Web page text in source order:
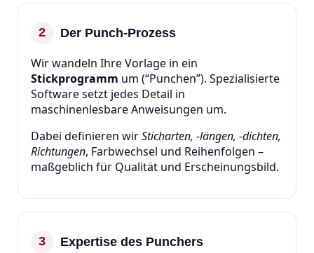
2 Der Punch‑Prozess
Wir wandeln Ihre Vorlage in ein
Stickprogramm um (“Punchen”). Spezialisierte
Software setzt jedes Detail in
maschinenlesbare Anweisungen um.
Dabei definieren wirSticharten, -längen, -dichten,
Richtungen, Farbwechsel und Reihenfolgen –
maßgeblich für Qualität und Erscheinungsbild.
3 Expertise des Punchers